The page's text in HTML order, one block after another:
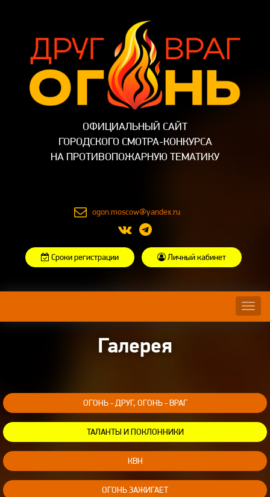
ОФИЦИАЛЬНЫЙ САЙТ
ГОРОДСКОГО СМОТРА-КОНКУРСА
НА ПРОТИВОПОЖАРНУЮ ТЕМАТИКУ
ogon.moscow@yandex.ru
Сроки регистрации Личный кабинет
Галерея
ОГОНЬ - ДРУГ, ОГОНЬ - ВРАГ
ТАЛАНТЫ И ПОКЛОННИКИ
КВН
ОГОНЬ ЗАЖИГАЕТ